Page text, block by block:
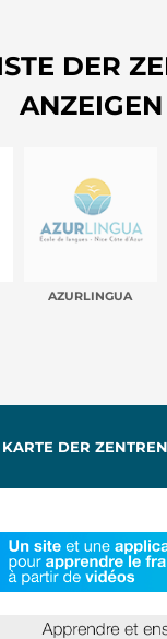
DER
ANZEIGEN
AZURLINGUA
KARTE DER ZENTREN